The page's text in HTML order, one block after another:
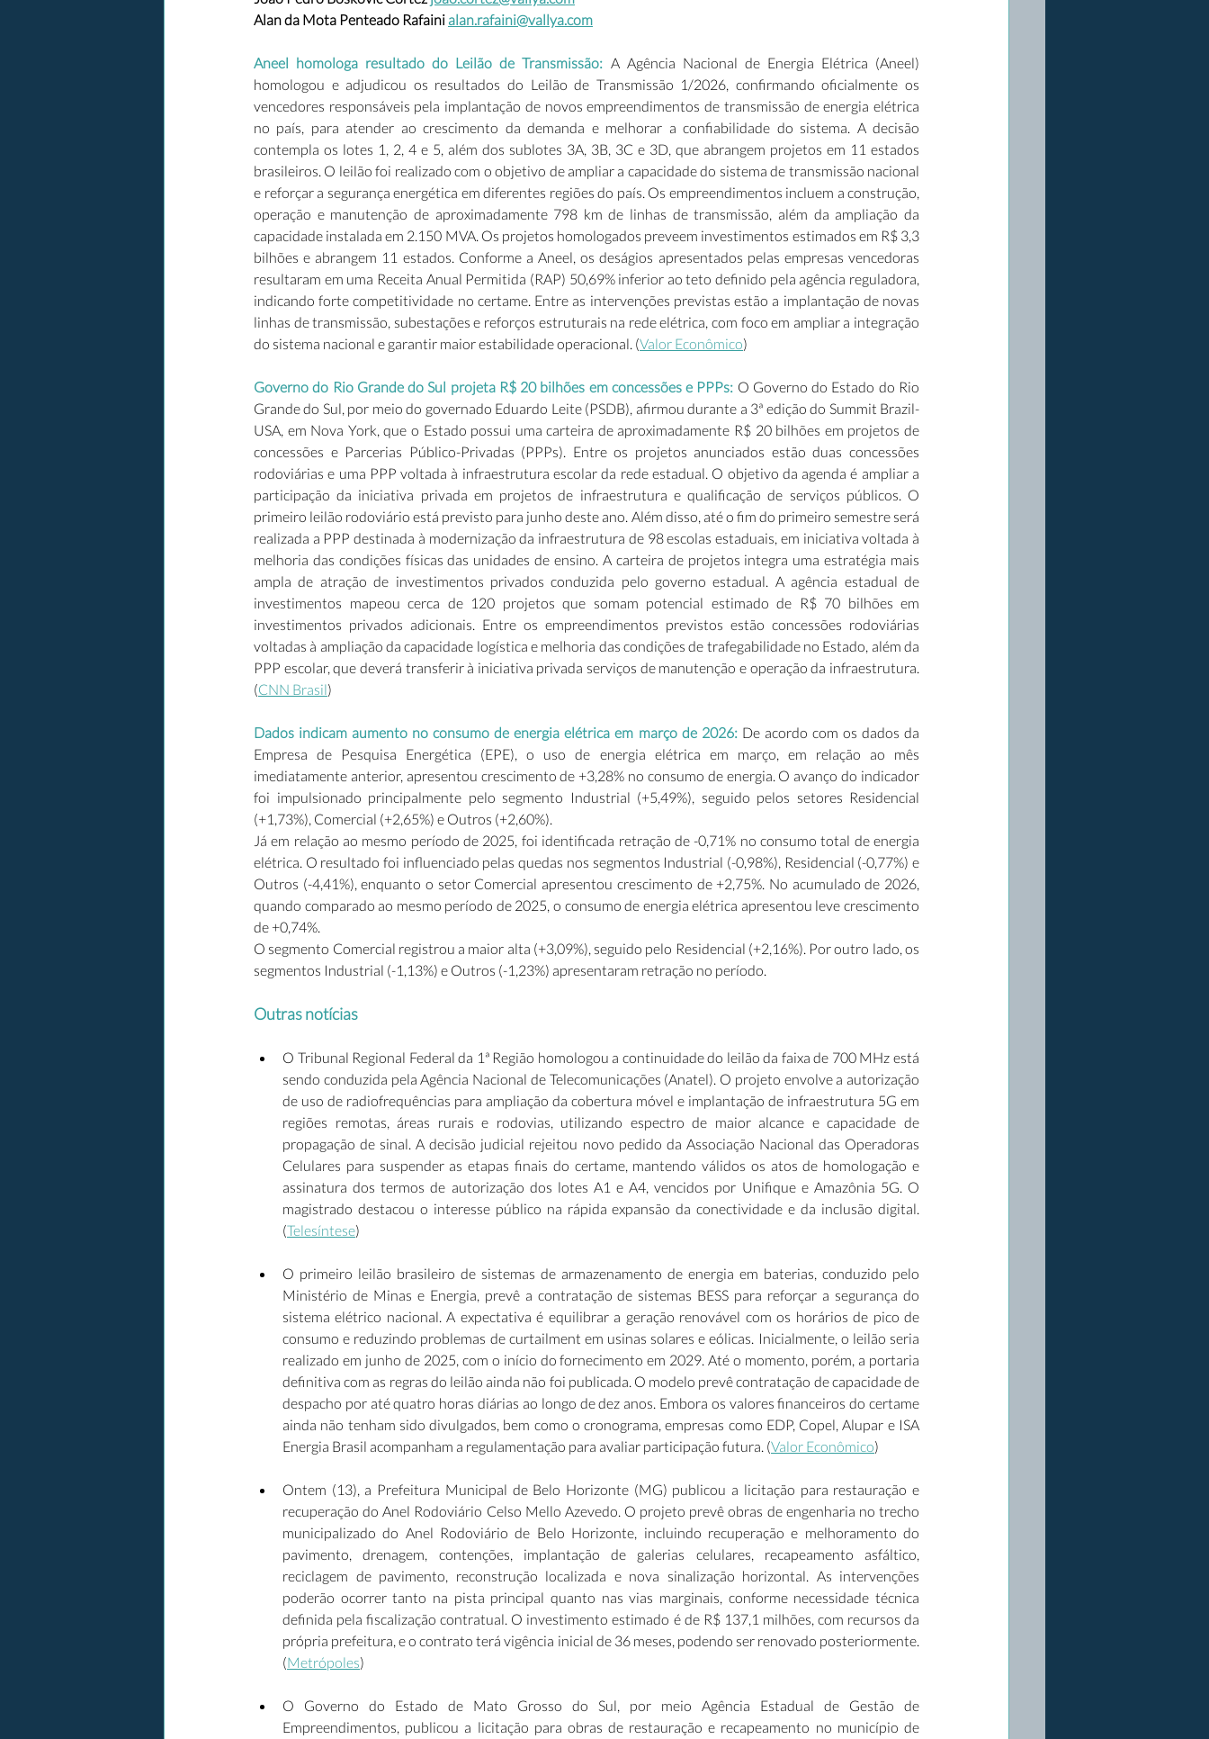
Alan da Mota Penteado Rafaini alan.rafaini@vallya.com
Aneel homologa resultado do Leilão de Transmissão: A Agência Nacional de Energia Elétrica (Aneel)
homologou e adjudicou os resultados do Leilão de Transmissão 1/2026, confirmando oficialmente os
vencedores responsáveis pela implantação de novos empreendimentos de transmissão de energia elétrica
no país, para atender ao crescimento da demanda e melhorar a confiabilidade do sistema. A decisão
contempla os lotes 1, 2, 4 e 5, além dos sublotes 3A, 3B, 3C e 3D, que abrangem projetos em 11 estados
brasileiros. O leilão foi realizado com o objetivo de ampliar a capacidade do sistema de transmissão nacional
e reforçar a segurança energética em diferentes regiões do país. Os empreendimentos incluem a construção,
operação e manutenção de aproximadamente 798 km de linhas de transmissão, além da ampliação da
capacidade instalada em 2.150 MVA. Os projetos homologados preveem investimentos estimados em R$ 3,3
bilhões e abrangem 11 estados. Conforme a Aneel, os deságios apresentados pelas empresas vencedoras
resultaram em uma Receita Anual Permitida (RAP) 50,69% inferior ao teto definido pela agência reguladora,
indicando forte competitividade no certame. Entre as intervenções previstas estão a implantação de novas
linhas de transmissão, subestações e reforços estruturais na rede elétrica, com foco em ampliar a integração
do sistema nacional e garantir maior estabilidade operacional. (Valor Econômico)
Governo do Rio Grande do Sul projeta R$ 20 bilhões em concessões e PPPs: O Governo do Estado do Rio
Grande do Sul, por meio do governado Eduardo Leite (PSDB), afirmou durante a 3ª edição do Summit Brazil-
USA, em Nova York, que o Estado possui uma carteira de aproximadamente R$ 20 bilhões em projetos de
concessões e Parcerias Público-Privadas (PPPs). Entre os projetos anunciados estão duas concessões
rodoviárias e uma PPP voltada à infraestrutura escolar da rede estadual. O objetivo da agenda é ampliar a
participação da iniciativa privada em projetos de infraestrutura e qualificação de serviços públicos. O
primeiro leilão rodoviário está previsto para junho deste ano. Além disso, até o fim do primeiro semestre será
realizada a PPP destinada à modernização da infraestrutura de 98 escolas estaduais, em iniciativa voltada à
melhoria das condições físicas das unidades de ensino. A carteira de projetos integra uma estratégia mais
ampla de atração de investimentos privados conduzida pelo governo estadual. A agência estadual de
investimentos mapeou cerca de 120 projetos que somam potencial estimado de R$ 70 bilhões em
investimentos privados adicionais. Entre os empreendimentos previstos estão concessões rodoviárias
voltadas à ampliação da capacidade logística e melhoria das condições de trafegabilidade no Estado, além da
PPP escolar, que deverá transferir à iniciativa privada serviços de manutenção e operação da infraestrutura.
(CNN Brasil)
Dados indicam aumento no consumo de energia elétrica em março de 2026: De acordo com os dados da
Empresa de Pesquisa Energética (EPE), o uso de energia elétrica em março, em relação ao mês
imediatamente anterior, apresentou crescimento de +3,28% no consumo de energia. O avanço do indicador
foi impulsionado principalmente pelo segmento Industrial (+5,49%), seguido pelos setores Residencial
(+1,73%), Comercial (+2,65%) e Outros (+2,60%).
Já em relação ao mesmo período de 2025, foi identificada retração de -0,71% no consumo total de energia
elétrica. O resultado foi influenciado pelas quedas nos segmentos Industrial (-0,98%), Residencial (-0,77%) e
Outros (-4,41%), enquanto o setor Comercial apresentou crescimento de +2,75%. No acumulado de 2026,
quando comparado ao mesmo período de 2025, o consumo de energia elétrica apresentou leve crescimento
de +0,74%.
O segmento Comercial registrou a maior alta (+3,09%), seguido pelo Residencial (+2,16%). Por outro lado, os
segmentos Industrial (-1,13%) e Outros (-1,23%) apresentaram retração no período.
Outras notícias
O Tribunal Regional Federal da 1ª Região homologou a continuidade do leilão da faixa de 700 MHz está
sendo conduzida pela Agência Nacional de Telecomunicações (Anatel). O projeto envolve a autorização
de uso de radiofrequências para ampliação da cobertura móvel e implantação de infraestrutura 5G em
regiões remotas, áreas rurais e rodovias, utilizando espectro de maior alcance e capacidade de
propagação de sinal. A decisão judicial rejeitou novo pedido da Associação Nacional das Operadoras
Celulares para suspender as etapas finais do certame, mantendo válidos os atos de homologação e
assinatura dos termos de autorização dos lotes A1 e A4, vencidos por Unifique e Amazônia 5G. O
magistrado destacou o interesse público na rápida expansão da conectividade e da inclusão digital.
(Telesíntese)
O primeiro leilão brasileiro de sistemas de armazenamento de energia em baterias, conduzido pelo
Ministério de Minas e Energia, prevê a contratação de sistemas BESS para reforçar a segurança do
sistema elétrico nacional. A expectativa é equilibrar a geração renovável com os horários de pico de
consumo e reduzindo problemas de curtailment em usinas solares e eólicas. Inicialmente, o leilão seria
realizado em junho de 2025, com o início do fornecimento em 2029. Até o momento, porém, a portaria
definitiva com as regras do leilão ainda não foi publicada. O modelo prevê contratação de capacidade de
despacho por até quatro horas diárias ao longo de dez anos. Embora os valores financeiros do certame
ainda não tenham sido divulgados, bem como o cronograma, empresas como EDP, Copel, Alupar e ISA
Energia Brasil acompanham a regulamentação para avaliar participação futura. (Valor Econômico)
Ontem (13), a Prefeitura Municipal de Belo Horizonte (MG) publicou a licitação para restauração e
recuperação do Anel Rodoviário Celso Mello Azevedo. O projeto prevê obras de engenharia no trecho
municipalizado do Anel Rodoviário de Belo Horizonte, incluindo recuperação e melhoramento do
pavimento, drenagem, contenções, implantação de galerias celulares, recapeamento asfáltico,
reciclagem de pavimento, reconstrução localizada e nova sinalização horizontal. As intervenções
poderão ocorrer tanto na pista principal quanto nas vias marginais, conforme necessidade técnica
definida pela fiscalização contratual. O investimento estimado é de R$ 137,1 milhões, com recursos da
própria prefeitura, e o contrato terá vigência inicial de 36 meses, podendo ser renovado posteriormente.
(Metrópoles)
O Governo do Estado de Mato Grosso do Sul, por meio Agência Estadual de Gestão de
Empreendimentos, publicou a licitação para obras de restauração e recapeamento no município de